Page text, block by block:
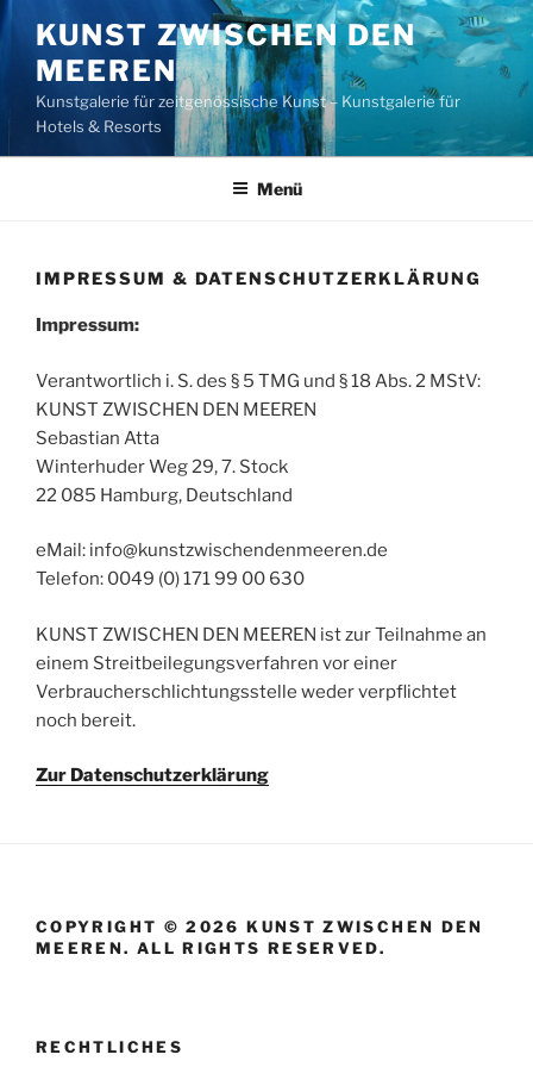
Zum
Inhalt
springen
KUNST ZWISCHEN DEN
MEEREN
Kunstgalerie für zeitgenössische Kunst – Kunstgalerie für
Hotels & Resorts
Menü
IMPRESSUM & DATENSCHUTZERKLÄRUNG
Impressum:
Verantwortlich i. S. des § 5 TMG und § 18 Abs. 2 MStV:
KUNST ZWISCHEN DEN MEEREN
Sebastian Atta
Winterhuder Weg 29, 7. Stock
22 085 Hamburg, Deutschland
eMail: info@kunstzwischendenmeeren.de
Telefon: 0049 (0) 171 99 00 630
KUNST ZWISCHEN DEN MEEREN ist zur Teilnahme an
einem Streitbeilegungsverfahren vor einer
Verbraucherschlichtungsstelle weder verpflichtet
noch bereit.
Zur Datenschutzerklärung
COPYRIGHT © 2026 KUNST ZWISCHEN DEN
MEEREN. ALL RIGHTS RESERVED.
RECHTLICHES